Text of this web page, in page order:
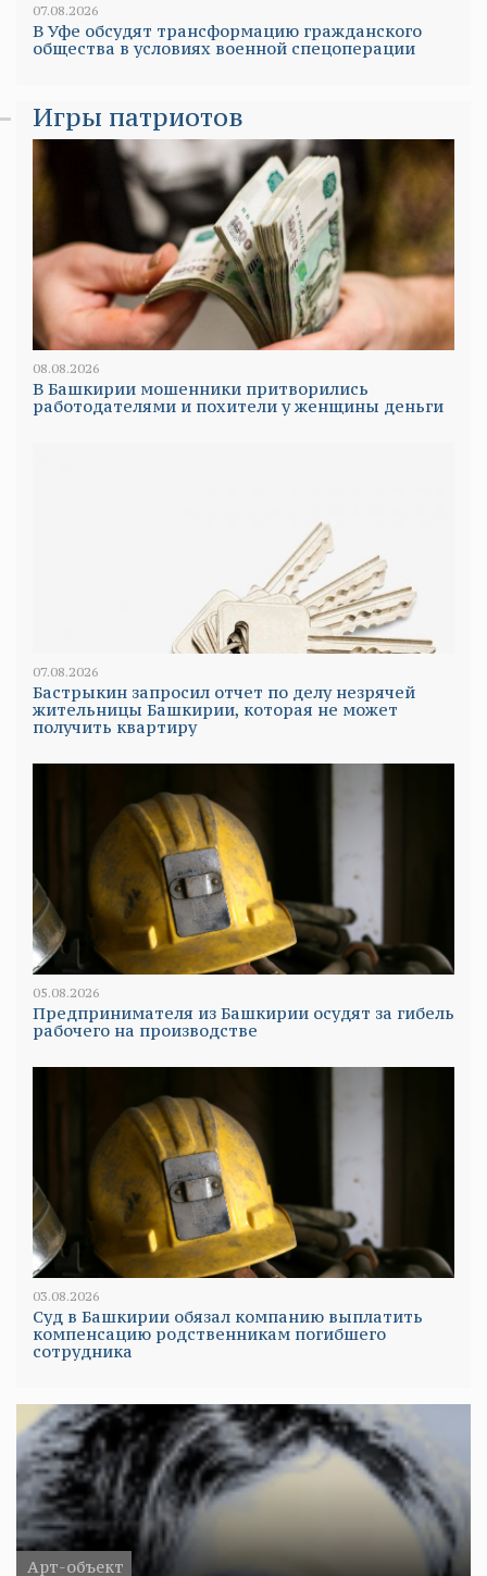
07.08.2026
В Уфе обсудят трансформацию гражданского
общества в условиях военной спецоперации
Игры патриотов
08.08.2026
В Башкирии мошенники притворились
работодателями и похители у женщины деньги
07.08.2026
Бастрыкин запросил отчет по делу незрячей
жительницы Башкирии, которая не может
получить квартиру
05.08.2026
Предпринимателя из Башкирии осудят за гибель
рабочего на производстве
03.08.2026
Суд в Башкирии обязал компанию выплатить
компенсацию родственникам погибшего
сотрудника
Арт-объект